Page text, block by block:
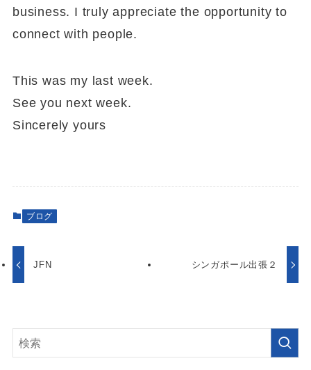
business. I truly appreciate the opportunity to
connect with people.
This was my last week.
See you next week.
Sincerely yours
ブログ
JFN シンガポール出張２